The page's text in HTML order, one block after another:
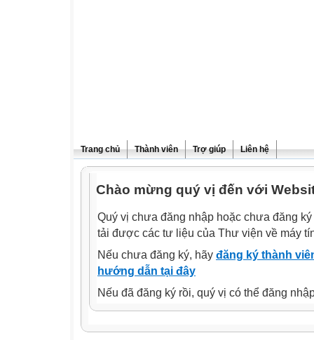
Trang chủ Thành viên Trợ giúp Liên hệ
Chào mừng quý vị đến với
Quý vị chưa đăng nhập hoặc chưa đăng
tải được các tư liệu của Thư viện về máy
Nếu chưa đăng ký, hãy đăng ký thành
hướng dẫn tại đây
Nếu đã đăng ký rồi, quý vị có thể đăng